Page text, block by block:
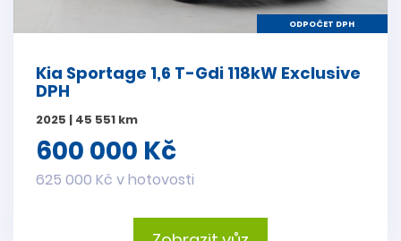
ODPOČET DPH
Kia Sportage 1,6 T-Gdi 118kW Exclusive
DPH
2025 | 45 551 km
600 000 Kč
625 000 Kč v hotovosti